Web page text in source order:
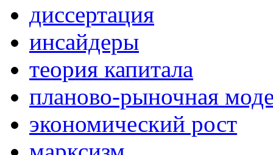
диссертация
инсайдеры
теория капитала
планово-рыночная
экономический рост